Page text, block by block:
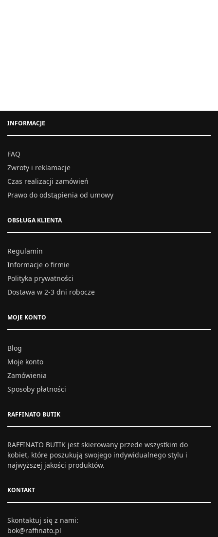
INFORMACJE
FAQ
Zwroty i reklamacje
Czas realizacji zamówień
Prawo do odstąpienia od umowy
OBSŁUGA KLIENTA
Regulamin
Informacje o firmie
Polityka prywatności
Dostawa w 2-3 dni robocze
MOJE KONTO
Blog
Moje konto
Zamówienia
Sposoby płatności
RAFFINATO BUTIK
RAFFINATO BUTIK jest skierowany przede wszystkim do
kobiet, które poszukują swojego indywidualnego stylu i
najwyższej jakości produktów.
KONTAKT
Skontaktuj się z nami:
bok@raffinato.pl